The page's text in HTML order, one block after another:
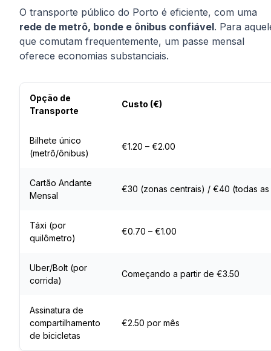
O transporte público do Porto é eficiente, com uma
rede de metrô, bonde e ônibus confiável. Para
que comutam frequentemente, um passe mensal
oferece economias substanciais.
Opção de
Transporte
Custo (€)
Bilhete único
(metrô/ônibus)
€1.20 – €2.00
Cartão Andante
Mensal
€30 (zonas centrais) / €40 (todas
Táxi (por
quilômetro)
€0.70 – €1.00
Uber/Bolt (por
corrida)
Começando a partir de €3.50
Assinatura de
compartilhamento
de bicicletas
€2.50 por mês